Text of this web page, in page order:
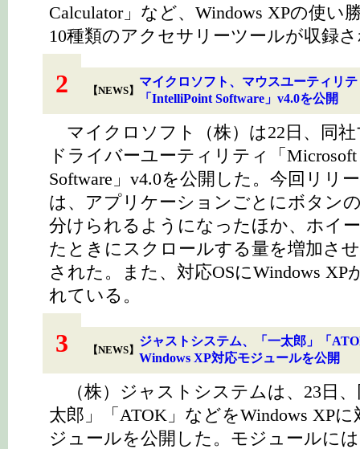
Calculator」など、Windows XPの使い
10種類のアクセサリーツールが収録
2 【NEWS】
マイクロソフト、マウスユーティリテ
「IntelliPoint Software」v4.0を公開
マイクロソフト（株）は22日、同
ドライバーユーティリティ「Microsoft
Software」v4.0を公開した。今回リリ
は、アプリケーションごとにボタン
分けられるようになったほか、ホイ
たときにスクロールする量を増加さ
された。また、対応OSにWindows XP
れている。
3 【NEWS】
ジャストシステム、「一太郎」「
Windows XP対応モジュールを公開
（株）ジャストシステムは、23日
太郎」「ATOK」などをWindows XP
ジュールを公開した。モジュールに